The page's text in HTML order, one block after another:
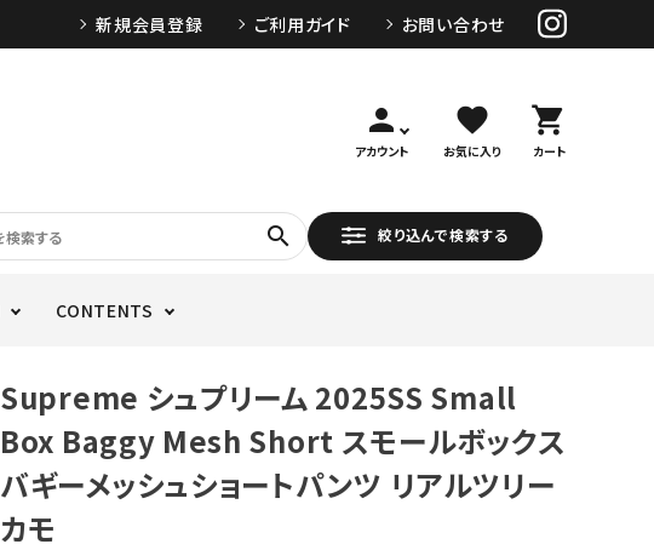
新規会員登録 ご利用ガイド お問い合わせ
person
アカウント
favorite
お気に入り
shopping_cart
カート
search 絞り込んで検索する
CONTENTS
Supreme シュプリーム 2025SS Small
Box Baggy Mesh Short スモールボックス
バギーメッシュショートパンツ リアルツリー
カモ